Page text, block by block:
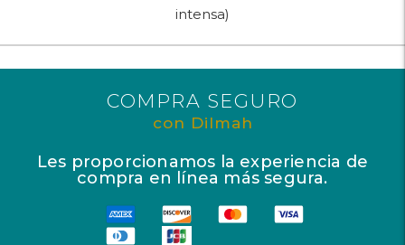
intensa)
COMPRA SEGURO
con Dilmah
Les proporcionamos la experiencia de
compra en línea más segura.